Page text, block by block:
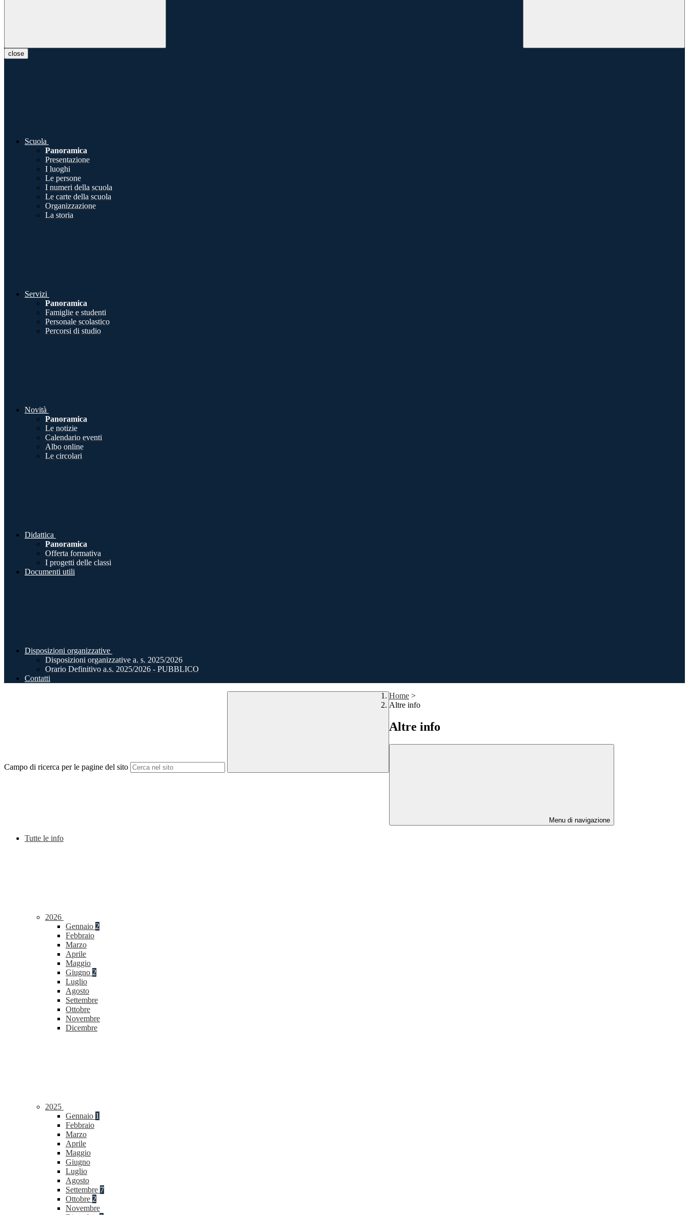
close
Scuola
Panoramica
Presentazione
I luoghi
Le persone
I numeri della scuola
Le carte della scuola
Organizzazione
La storia
Servizi
Panoramica
Famiglie e studenti
Personale scolastico
Percorsi di studio
Novità
Panoramica
Le notizie
Calendario eventi
Albo online
Le circolari
Didattica
Panoramica
Offerta formativa
I progetti delle classi
Documenti utili
Disposizioni organizzative
Disposizioni organizzative a. s. 2025/2026
Orario Definitivo a.s. 2025/2026 - PUBBLICO
Contatti
Campo di ricerca per le pagine del sito
Home >
Altre info
Altre info
Menu di navigazione
Tutte le info
2026
Gennaio 2
Febbraio
Marzo
Aprile
Maggio
Giugno 2
Luglio
Agosto
Settembre
Ottobre
Novembre
Dicembre
2025
Gennaio 1
Febbraio
Marzo
Aprile
Maggio
Giugno
Luglio
Agosto
Settembre 7
Ottobre 2
Novembre